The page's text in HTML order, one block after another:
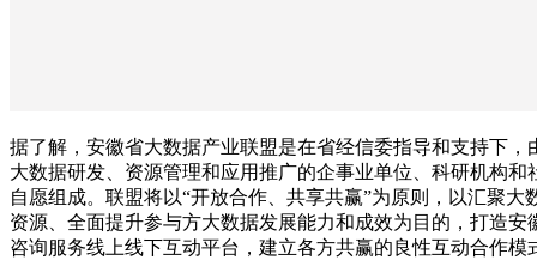
据了解，安徽省大数据产业联盟是在省经信委指导和支持下，
大数据研发、资源管理和应用推广的企事业单位、科研机构和
自愿组成。联盟将以“开放合作、共享共赢”为原则，以汇聚大
资源、全面提升参与方大数据发展能力和成效为目的，打造安
咨询服务线上线下互动平台，建立各方共赢的良性互动合作模